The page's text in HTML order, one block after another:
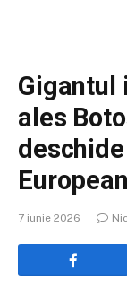
Gigantul
ales
7 iunie 2026